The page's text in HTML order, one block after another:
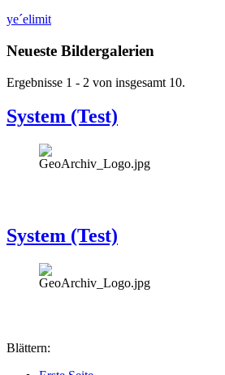
ye´elimit
Neueste Bildergalerien
Ergebnisse 1 - 2 von insgesamt 10.
System (Test)
System (Test)
Blättern: